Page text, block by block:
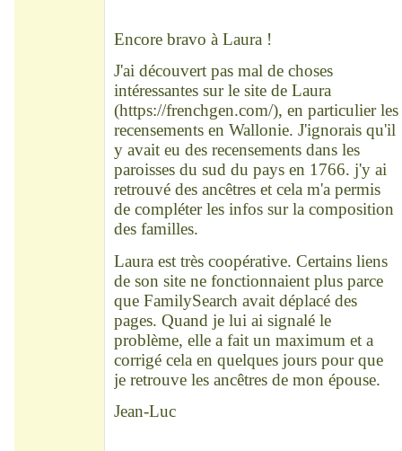
Encore bravo à Laura !
J'ai découvert pas mal de choses
intéressantes sur le site de Laura
(https://frenchgen.com/), en particulier les
recensements en Wallonie. J'ignorais qu'il
y avait eu des recensements dans les
paroisses du sud du pays en 1766. j'y ai
retrouvé des ancêtres et cela m'a permis
de compléter les infos sur la composition
des familles.
Laura est très coopérative. Certains liens
de son site ne fonctionnaient plus parce
que FamilySearch avait déplacé des
pages. Quand je lui ai signalé le
problème, elle a fait un maximum et a
corrigé cela en quelques jours pour que
je retrouve les ancêtres de mon épouse.
Jean-Luc